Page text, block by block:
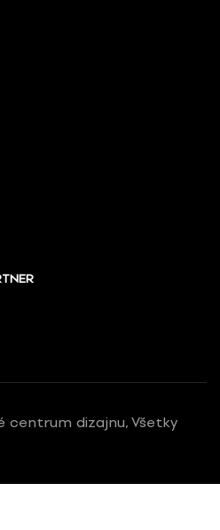
centrum dizajnu, Všetky